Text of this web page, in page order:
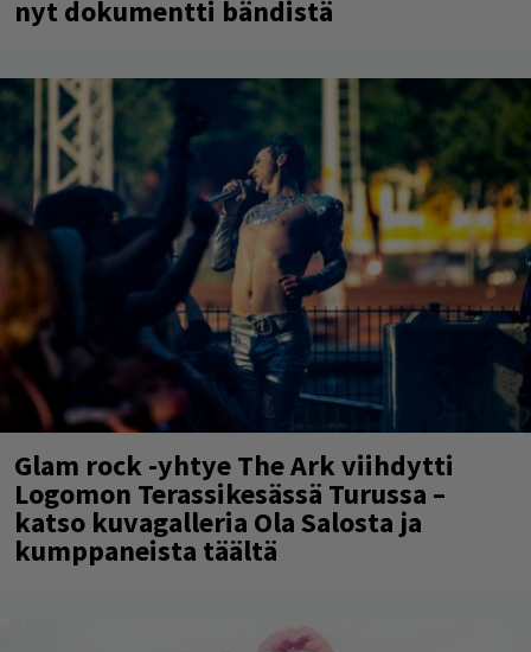
nyt dokumentti bändistä
Glam rock -yhtye The Ark viihdytti
Logomon Terassikesässä Turussa –
katso kuvagalleria Ola Salosta ja
kumppaneista täältä